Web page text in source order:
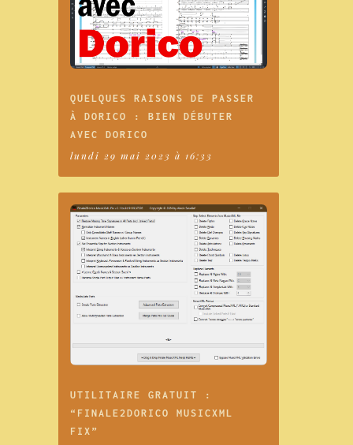
QUELQUES RAISONS DE PASSER
À DORICO : BIEN DÉBUTER
AVEC DORICO
lundi 29 mai 2023 à 16:33
UTILITAIRE GRATUIT :
“FINALE2DORICO MUSICXML
FIX”